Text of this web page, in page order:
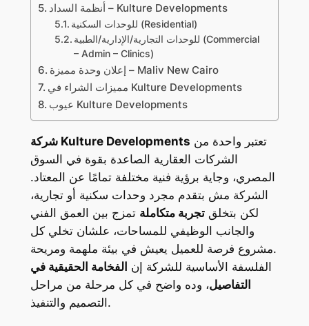
أنظمة السداد – Kulture Developments
للوحدات السكنية (Residential)
للوحدات التجارية/الإدارية/الطبية (Commercial
– Admin – Clinics)
إعلان وحدة مميزة – Maliv New Cairo
مميزات الشراء في Kulture Developments
عيوب Kulture Developments
شركة Kulture Developments
الشركات العقارية الصاعدة بقوة في السوق
المصري، وجاية برؤية فنية مختلفة تمامًا عن المعتاد.
الشركة مش بتقدم مجرد وحدات سكنية أو تجارية،
لكن بتخلقتجربة متكاملة تمزج بين العمق الفني
والجانب الوظيفي للمساحات، علشان تخلي كل
مشروع فرصة للعميل يعيش في بيئة ملهمة ومريحة.
الفلسفة الأساسية للشركة إن الفخامة الحقيقية في
التفاصيل، وده واضح في كل مرحلة من مراحل
التصميم والتنفيذ.